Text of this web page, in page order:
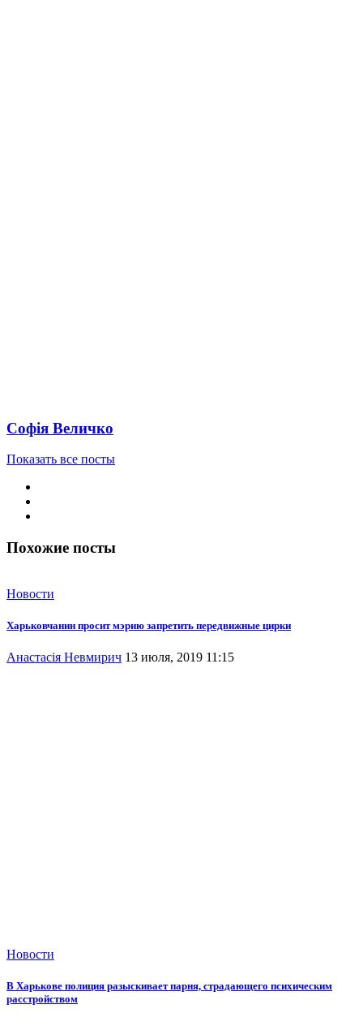
Софія Величко
Показать все посты
Похожие посты
Новости
Харьковчанин просит мэрию запретить передвижные цирки
Анастасія Невмирич 13 июля, 2019 11:15
Новости
В Харькове полиция разыскивает парня, страдающего психическим
расстройством